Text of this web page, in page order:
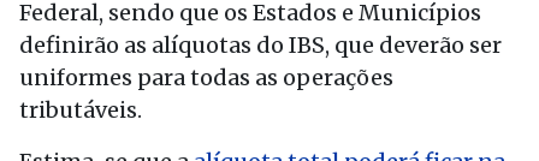
Federal, sendo que os Estados e Municípios
definirão as alíquotas do IBS, que deverão ser
uniformes para todas as operações
tributáveis.